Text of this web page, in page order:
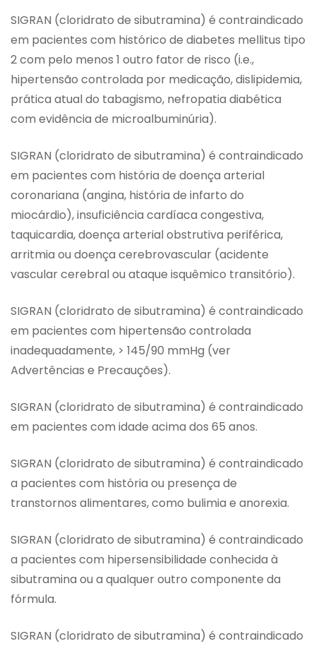
SIGRAN (cloridrato de sibutramina) é contraindicado
em pacientes com histórico de diabetes mellitus tipo
2 com pelo menos 1 outro fator de risco (i.e.,
hipertensão controlada por medicação, dislipidemia,
prática atual do tabagismo, nefropatia diabética
com evidência de microalbuminúria).
SIGRAN (cloridrato de sibutramina) é contraindicado
em pacientes com história de doença arterial
coronariana (angina, história de infarto do
miocárdio), insuficiência cardíaca congestiva,
taquicardia, doença arterial obstrutiva periférica,
arritmia ou doença cerebrovascular (acidente
vascular cerebral ou ataque isquêmico transitório).
SIGRAN (cloridrato de sibutramina) é contraindicado
em pacientes com hipertensão controlada
inadequadamente, > 145/90 mmHg (ver
Advertências e Precauções).
SIGRAN (cloridrato de sibutramina) é contraindicado
em pacientes com idade acima dos 65 anos.
SIGRAN (cloridrato de sibutramina) é contraindicado
a pacientes com história ou presença de
transtornos alimentares, como bulimia e anorexia.
SIGRAN (cloridrato de sibutramina) é contraindicado
a pacientes com hipersensibilidade conhecida à
sibutramina ou a qualquer outro componente da
fórmula.
SIGRAN (cloridrato de sibutramina) é contraindicado